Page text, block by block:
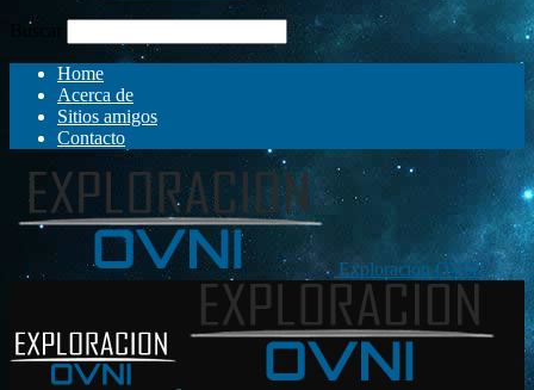
Buscar
Home
Acerca de
Sitios amigos
Contacto
Exploración OVNI